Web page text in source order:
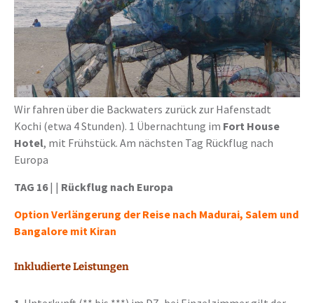
Wir fahren über die Backwaters zurück zur Hafenstadt
Kochi (etwa 4 Stunden). 1 Übernachtung im Fort House
Hotel, mit Frühstück. Am nächsten Tag Rückflug nach
Europa
TAG 16| | Rückflug nach Europa
Option Verlängerung der Reise nach Madurai, Salem und
Bangalore mit Kiran
Inkludierte Leistungen